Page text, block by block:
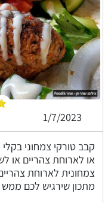
1/7/2023
קבב טורקי צמחוני
או לארוחת צהריים או
צמחונית לארוחת
מתכון שירגיש לכם ממש